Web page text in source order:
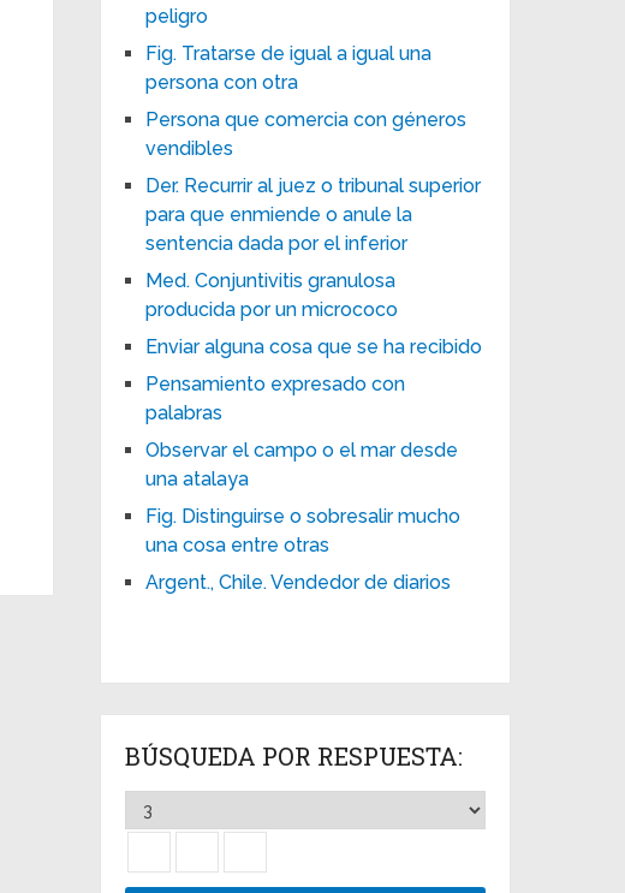
peligro
Fig. Tratarse de igual a igual una
persona con otra
Persona que comercia con géneros
vendibles
Der. Recurrir al juez o tribunal superior
para que enmiende o anule la
sentencia dada por el inferior
Med. Conjuntivitis granulosa
producida por un micrococo
Enviar alguna cosa que se ha recibido
Pensamiento expresado con
palabras
Observar el campo o el mar desde
una atalaya
Fig. Distinguirse o sobresalir mucho
una cosa entre otras
Argent., Chile. Vendedor de diarios
BÚSQUEDA POR RESPUESTA: